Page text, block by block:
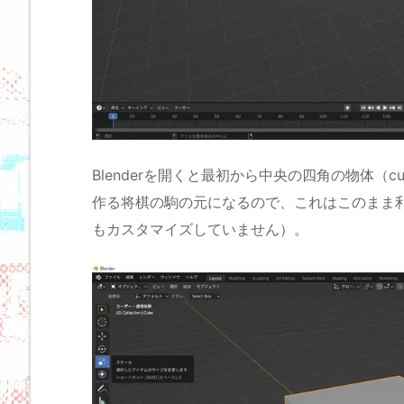
Blenderを開くと最初から中央の四角の物体（
作る将棋の駒の元になるので、これはこのま
もカスタマイズしていません）。